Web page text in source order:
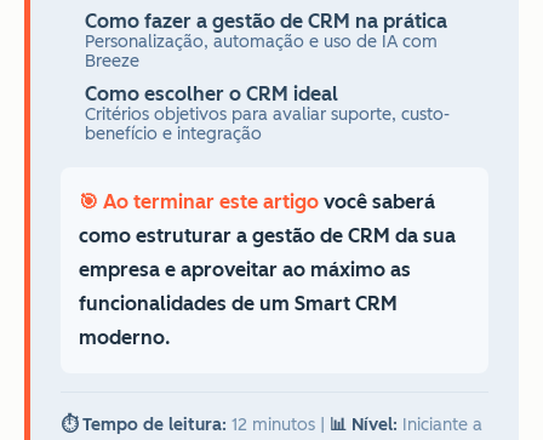
Como fazer a gestão de CRM na prática
Personalização, automação e uso de IA com
Breeze
Como escolher o CRM ideal
Critérios objetivos para avaliar suporte, custo-
benefício e integração
🎯 Ao terminar este artigo você saberá
como estruturar a gestão de CRM da sua
empresa e aproveitar ao máximo as
funcionalidades de um Smart CRM
moderno.
⏱️ Tempo de leitura: 12 minutos 📊 Nível: Iniciante a